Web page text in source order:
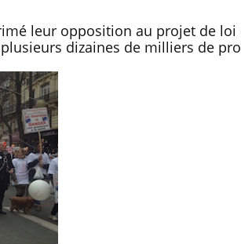
leur opposition au projet de loi
dizaines de milliers de